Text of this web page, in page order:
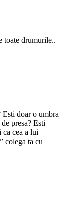
toate drumurile..
Esti doar o umbra
presa? Esti
ca cea a lui
colega ta cu